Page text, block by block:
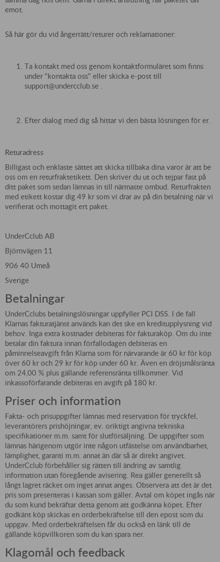
emot.
Så här gör du vid ångerrätt/returer och reklamationer:
Ta kontakt med oss genom kontaktformuläret som finns
under "kontakta oss" eller skicka e-post till
support@undercclub.se .
Efter dialog med dig så hittar vi den bästa lösningen för er.
Returadress
Billigast och enklaste sättet att skicka tillbaka dina varor är att be
oss om en returfraktetikett. Den skriver du ut och tejpar fast på
ditt paket som sedan lämnas in till närmaste ombud. Returfrakten
med etikett kostar dig 49 kr som vi drar av på din betalning när vi
verifierat och mottagit ert paket.
UnderCclub AB
Björnvägen 11
906 40 Umeå
Sverige
Betalningar
UnderCclubs betalningslösningar uppfyller PCI DSS. I de fall
Klarnas fakturatjänst används kan det ske en kreditupplysning vid
behov. Inga extra kostnader debiteras för fakturaköp. Om du inte
betalar din faktura innan förfallodagen debiteras en
påminnelseavgift från Klarna som för närvarande är 60 kr för köp
över 60 kr och 29 kr för köp under 60 kr. Även en dröjsmålsränta
om 24,00 % plus gällande referensränta tillkommer. Vid
inkassoförfarande debiteras en avgift på 180 kr.
Priser och information
Fakta- och prisuppgifter lämnas med reservation för tryckfel,
leverantörers prishöjningar, ev. oriktigt angivna tekniska
specifikationer m.m. samt för slutförsäljning. De uppgifter som
lämnas härigenom utgör inte någon utfästelse om användbarhet,
lämplighet, garanti m.m. annat än där så är direkt angivet.
UnderCclub förbehåller sig rätten till ändring av samtlig
information utan föregående avisering. Rea gäller generellt så
långt lagret räcket om inget annat anges. Observera att det är det
pris som presenteras i kassan som gäller. Avtal om köpet ingås när
du som kund bekräftar detta genom att godkänna köpet. Efter
godkänt köp skickas en orderbekräftelse till den epost som du
uppgav. Med orderbekräftelsen får du också en länk till de
gällande köpvillkoren som du kan spara ner.
Klagomål och feedback